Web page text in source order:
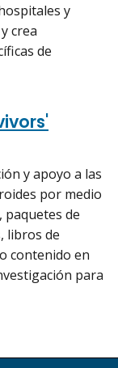
y
crea
de
y apoyo a las
por medio
paquetes de
libros de
contenido en
para